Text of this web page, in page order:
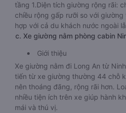
tầng 1.Diện tích giường rộng rãi:
chiều rộng gấp rưỡi so với
hợp với cả du khách nước ngoài
c. Xe giường nằm phòng cabin
Giới thiệu
Xe giường nằm đi Long An từ
tiến từ xe giường thường 44 chỗ
nên thoáng đãng, rộng rãi hơn.
nhiều tiện ích trên xe giúp hành
mái và thú vị.